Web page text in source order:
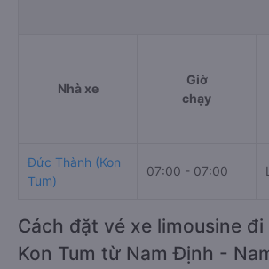
Nhà xe
Giờ
chạy
Đức Thành (Kon
Tum)
07:00 - 07:00
Cách đặt vé xe limousine đi
Kon Tum từ Nam Định -